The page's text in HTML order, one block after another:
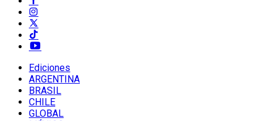
Ediciones
ARGENTINA
BRASIL
CHILE
GLOBAL